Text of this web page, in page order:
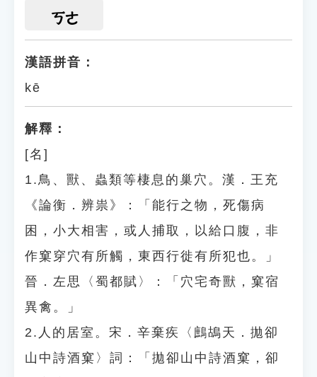
ㄎㄜ
漢語拼音：
kē
解釋：
[名]
1.鳥、獸、蟲類等棲息的巢穴。漢．王充
《論衡．辨祟》：「能行之物，死傷病
困，小大相害，或人捕取，以給口腹，非
作窠穿穴有所觸，東西行徙有所犯也。」
晉．左思〈蜀都賦〉：「穴宅奇獸，窠宿
異禽。」
2.人的居室。宋．辛棄疾〈鷓鴣天．拋卻
山中詩酒窠〉詞：「拋卻山中詩酒窠，卻